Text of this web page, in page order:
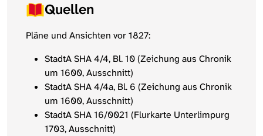
Quellen
Pläne und Ansichten vor 1827:
StadtA SHA 4/4, Bl. 10 (Zeichung aus Chronik
um 1600, Ausschnitt)
StadtA SHA 4/4a, Bl. 6 (Zeichung aus Chronik
um 1600, Ausschnitt)
StadtA SHA 16/0021 (Flurkarte Unterlimpurg
1703, Ausschnitt)